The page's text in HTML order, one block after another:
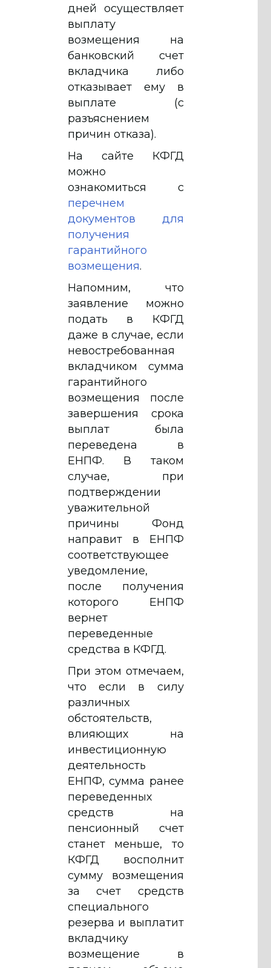
дней осуществляет
выплату
возмещения на
банковский счет
вкладчика либо
отказывает ему в
выплате (с
разъяснением
причин отказа).
На сайте КФГД
можно
ознакомиться с
перечнем
документов для
получения
гарантийного
возмещения.
Напомним, что
заявление можно
подать в КФГД
даже в случае, если
невостребованная
вкладчиком сумма
гарантийного
возмещения после
завершения срока
выплат была
переведена в
ЕНПФ. В таком
случае, при
подтверждении
уважительной
причины Фонд
направит в ЕНПФ
соответствующее
уведомление,
после получения
которого ЕНПФ
вернет
переведенные
средства в КФГД.
При этом отмечаем,
что если в силу
различных
обстоятельств,
влияющих на
инвестиционную
деятельность
ЕНПФ, сумма ранее
переведенных
средств на
пенсионный счет
станет меньше, то
КФГД восполнит
сумму возмещения
за счет средств
специального
резерва и выплатит
вкладчику
возмещение в